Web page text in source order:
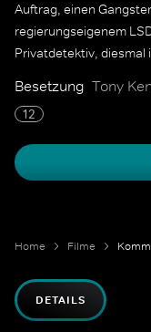
Auftrag, einen
regierungseigenem
Privatdetektiv, diesmal
Besetzung Tony
12
Home Filme
DETAILS